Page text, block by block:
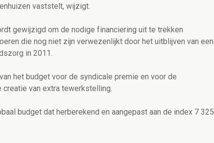
vaststelt, wijzigt.
gewijzigd om de nodige financiering uit te trekken
die nog niet zijn verwezenlijkt door het uitblijven van een
in 2011.
het budget voor de syndicale premie en voor de
van extra tewerkstelling.
budget dat herberekend en aangepast aan de index 7 325